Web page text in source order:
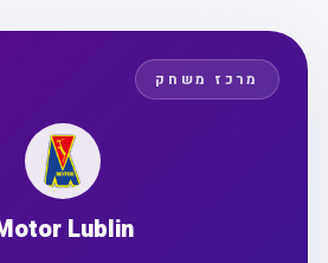
מרכז משחק
Motor Lublin